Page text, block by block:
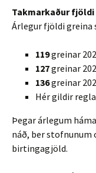
Takmarkaður
Árlegur fjöldi greina
119greinar
127greinar
136greinar
Hér gildir
Þegar árlegum
náð, ber stofnunum
birtingagjöld.